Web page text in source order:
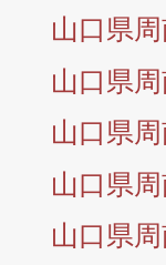
山口県
山口県
山口県
山口県
山口県